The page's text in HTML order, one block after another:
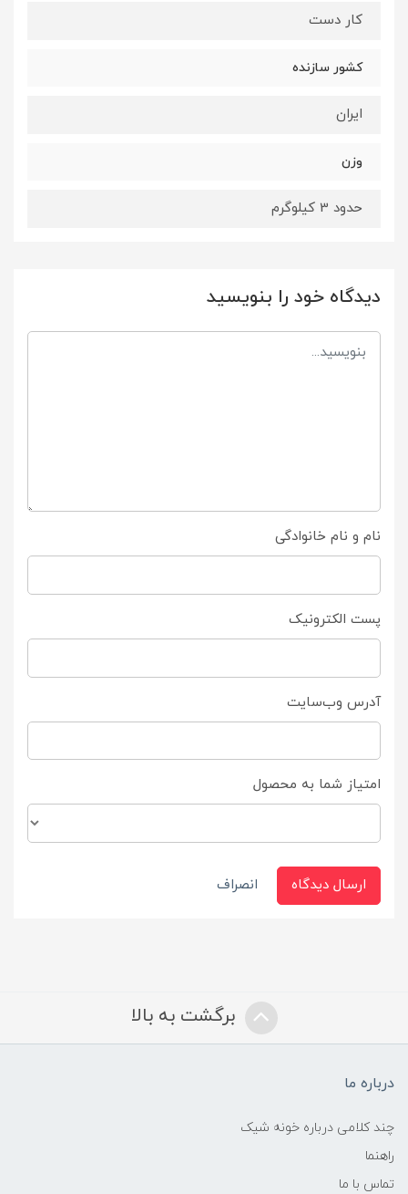
کار دست
کشور سازنده
ایران
وزن
حدود 3 کیلوگرم
دیدگاه خود را بنویسید
نام و نام خانوادگی
پست الکترونیک
آدرس وب‌سایت
امتیاز شما به محصول
ارسال دیدگاه انصراف
برگشت به بالا
درباره ما
چند کلامی درباره خونه شیک
راهنما
تماس با ما